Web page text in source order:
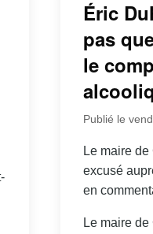
Éric
pas
le
Publié le
Le maire de
excusé
en
Le maire